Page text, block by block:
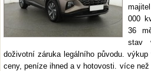
000
36
stav
doživotní záruka legálního původu.
ceny, peníze ihned a v hotovosti. více